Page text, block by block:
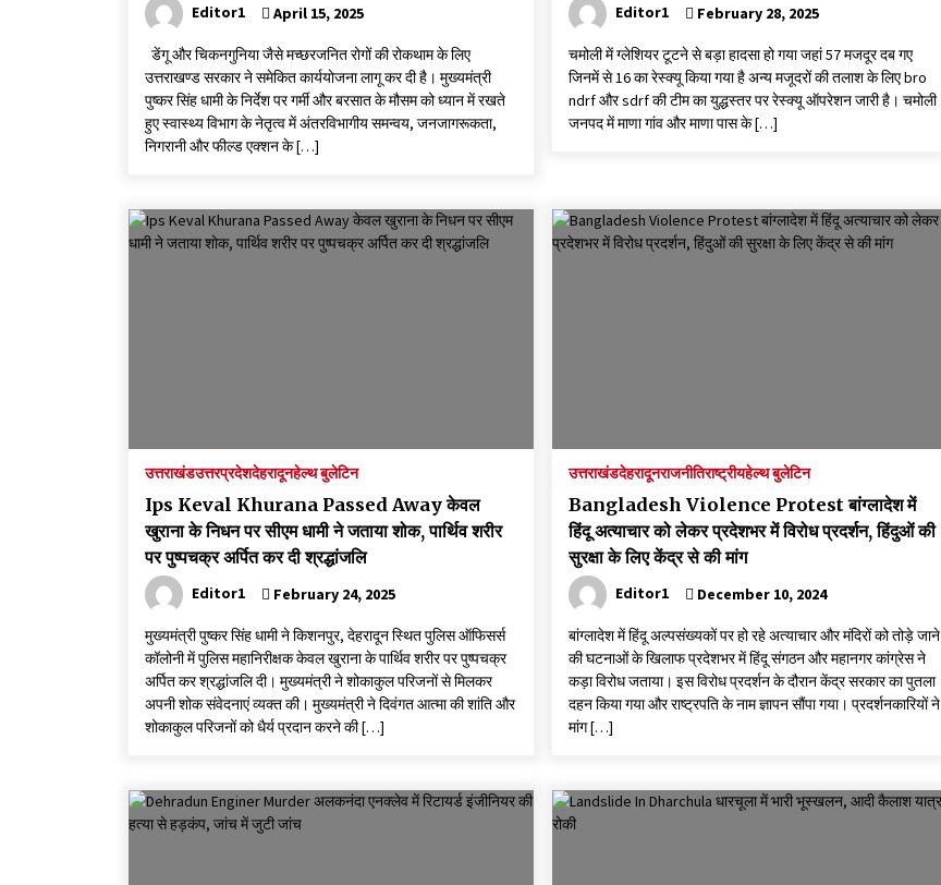
Editor1 April 15, 2025
डेंगू और चिकनगुनिया जैसे मच्छरजनित रोगों की रोकथाम के लिए
उत्तराखण्ड सरकार ने समेकित कार्ययोजना लागू कर दी है। मुख्यमंत्री
पुष्कर सिंह धामी के निर्देश पर गर्मी और बरसात के मौसम को ध्यान में रखते
हुए स्वास्थ्य विभाग के नेतृत्व में अंतरविभागीय समन्वय, जनजागरूकता,
निगरानी और फील्ड एक्शन के […]
Editor1 February 28, 2025
चमोली में ग्लेशियर टूटने से बड़ा हादसा हो गया जहां 57 मजदूर दब गए
जिनमें से 16 का रेस्क्यू किया गया है अन्य मजूदरों की तलाश के लिए bro
ndrf और sdrf की टीम का युद्धस्तर पर रेस्क्यू ऑपरेशन जारी है। चमोली
जनपद में माणा गांव और माणा पास के […]
उत्तराखंडउत्तरप्रदेशदेहरादूनहेल्थ बुलेटिन
Ips Keval Khurana Passed Away केवल
खुराना के निधन पर सीएम धामी ने जताया शोक, पार्थिव शरीर
पर पुष्पचक्र अर्पित कर दी श्रद्धांजलि
Editor1 February 24, 2025
मुख्यमंत्री पुष्कर सिंह धामी ने किशनपुर, देहरादून स्थित पुलिस ऑफिसर्स
कॉलोनी में पुलिस महानिरीक्षक केवल खुराना के पार्थिव शरीर पर पुष्पचक्र
अर्पित कर श्रद्धांजलि दी। मुख्यमंत्री ने शोकाकुल परिजनों से मिलकर
अपनी शोक संवेदनाएं व्यक्त की। मुख्यमंत्री ने दिवंगत आत्मा की शांति और
शोकाकुल परिजनों को धैर्य प्रदान करने की […]
उत्तराखंडदेहरादूनराजनीतिराष्ट्रीयहेल्थ बुलेटिन
Bangladesh Violence Protest बांग्लादेश में
हिंदू अत्याचार को लेकर प्रदेशभर में विरोध प्रदर्शन, हिंदुओं की
सुरक्षा के लिए केंद्र से की मांग
Editor1 December 10, 2024
बांग्लादेश में हिंदू अल्पसंख्यकों पर हो रहे अत्याचार और मंदिरों को तोड़े जाने
की घटनाओं के खिलाफ प्रदेशभर में हिंदू संगठन और महानगर कांग्रेस ने
कड़ा विरोध जताया। इस विरोध प्रदर्शन के दौरान केंद्र सरकार का पुतला
दहन किया गया और राष्ट्रपति के नाम ज्ञापन सौंपा गया। प्रदर्शनकारियों ने
मांग […]